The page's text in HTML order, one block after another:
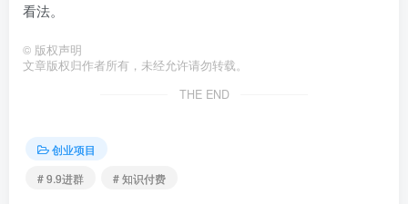
看法。
© 版权声明
文章版权归作者所有，未经允许请勿转载。
THE END
创业项目
# 9.9进群
# 知识付费